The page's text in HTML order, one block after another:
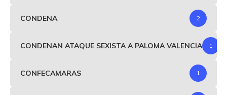
CONDENA 2
CONDENAN ATAQUE SEXISTA A PALOMA VALENCIA 1
CONFECAMARAS 1